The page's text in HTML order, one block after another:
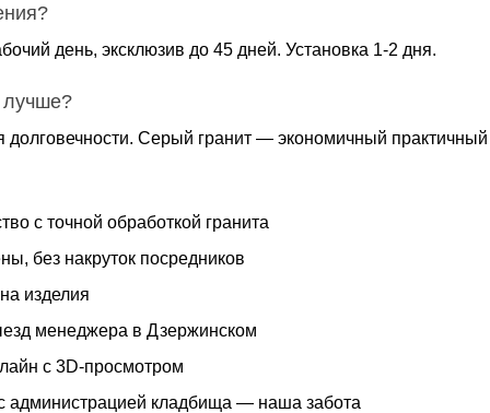
день, эксклюзив до 45 дней. Установка 1-2 дня.
лучше?
долговечности. Серый гранит — экономичный
с точной обработкой гранита
без накруток посредников
изделия
менеджера в Дзержинском
с 3D-просмотром
администрацией кладбища — наша забота